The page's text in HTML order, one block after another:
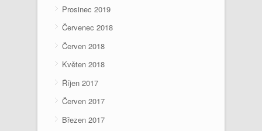
Prosinec 2019
Červenec 2018
Červen 2018
Květen 2018
Říjen 2017
Červen 2017
Březen 2017